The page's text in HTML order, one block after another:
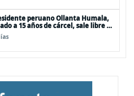
peruano Ollanta Humala,
a 15 años de cárcel, sale libre al
su caso